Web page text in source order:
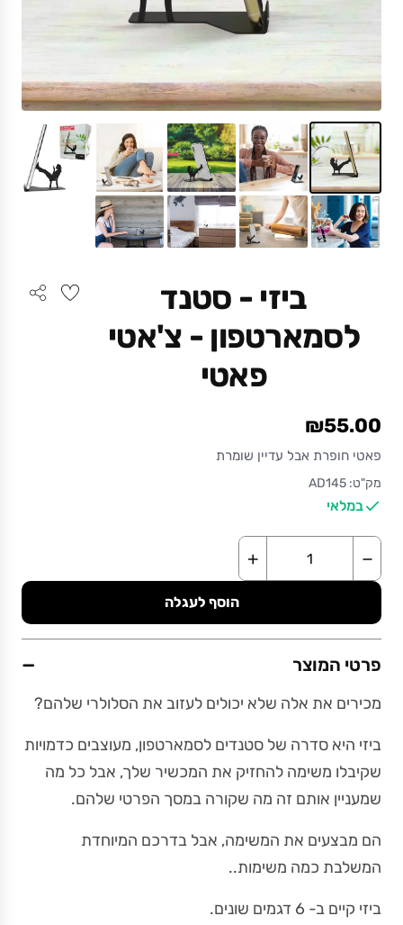
ביזי - סטנד
לסמארטפון - צ'אטי
פאטי
₪55.00
פאטי חופרת אבל עדיין שומרת
מק"ט: AD145
במלאי
−
+
הוסף לעגלה
פרטי המוצר −
מכירים את אלה שלא יכולים לעזוב את הסלולרי שלהם?
ביזי היא סדרה של סטנדים לסמארטפון, מעוצבים כדמויות
שקיבלו משימה להחזיק את המכשיר שלך, אבל כל מה
שמעניין אותם זה מה שקורה במסך הפרטי שלהם.
הם מבצעים את המשימה, אבל בדרכם המיוחדת
המשלבת כמה משימות..
ביזי קיים ב- 6 דגמים שונים.